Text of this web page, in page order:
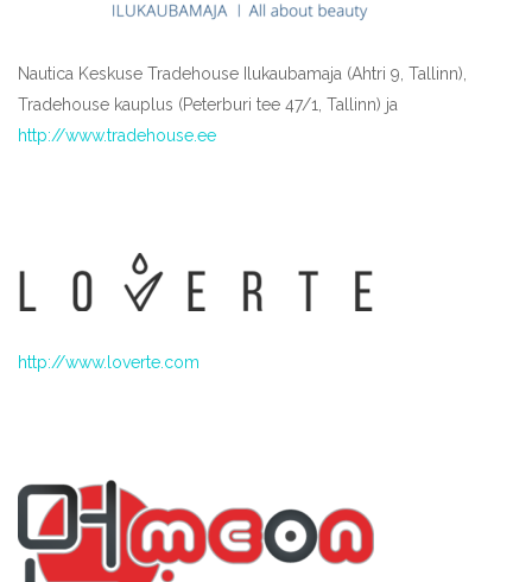
Nautica Keskuse Tradehouse Ilukaubamaja (Ahtri 9, Tallinn),
Tradehouse kauplus (Peterburi tee 47/1, Tallinn) ja
http://www.tradehouse.ee
http://www.loverte.com